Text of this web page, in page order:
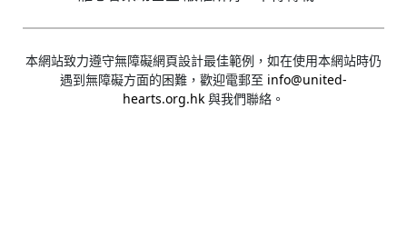
本網站致力遵守無障礙網頁設計最佳範例，如在使用本網站時仍
遇到無障礙方面的困難，歡迎電郵至 info@united-
hearts.org.hk 與我們聯絡。